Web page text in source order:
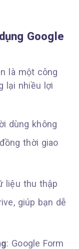
Google
là một công
lại nhiều lợi
dùng không
thời giao
liệu thu thập
giúp bạn dễ
: Google Form